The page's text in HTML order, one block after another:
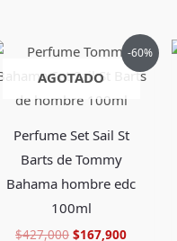
-60%
AGOTADO
Perfume Set Sail St
Barts de Tommy
Bahama hombre edc
100ml
$427,000
El
precio
original
$427,000.
$167,900
El
precio
actual
$167,900.